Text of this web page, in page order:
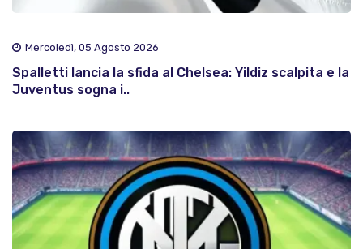
Mercoledì, 05 Agosto 2026
Spalletti lancia la sfida al Chelsea: Yildiz scalpita e la
Juventus sogna i..